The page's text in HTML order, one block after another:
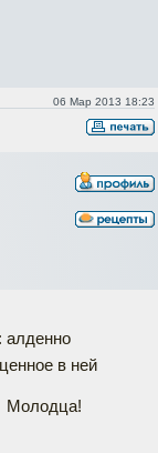
06 Мар 2013 18:23
алденно
в ней
Молодца!